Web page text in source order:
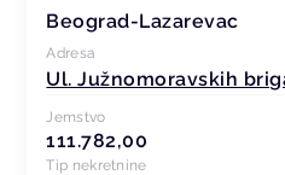
Beograd-Lazarevac
Adresa
Ul. Južnomoravskih
Jemstvo
111.782,00
Tip nekretnine